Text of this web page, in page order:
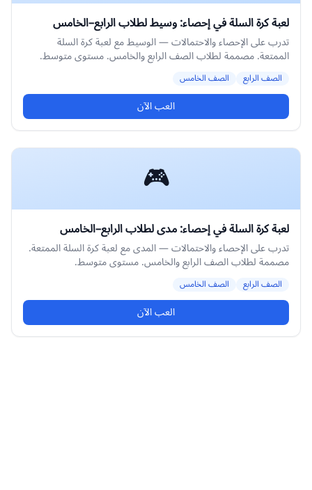
لعبة كرة السلة في إحصاء: وسيط لطلاب الرابع–الخامس
تدرب على الإحصاء والاحتمالات — الوسيط مع لعبة كرة السلة
الممتعة. مصممة لطلاب الصف الرابع والخامس. مستوى متوسط.
الصف الرابع الصف الخامس
العب الآن
🎮
لعبة كرة السلة في إحصاء: مدى لطلاب الرابع–الخامس
تدرب على الإحصاء والاحتمالات — المدى مع لعبة كرة السلة الممتعة.
مصممة لطلاب الصف الرابع والخامس. مستوى متوسط.
الصف الرابع الصف الخامس
العب الآن